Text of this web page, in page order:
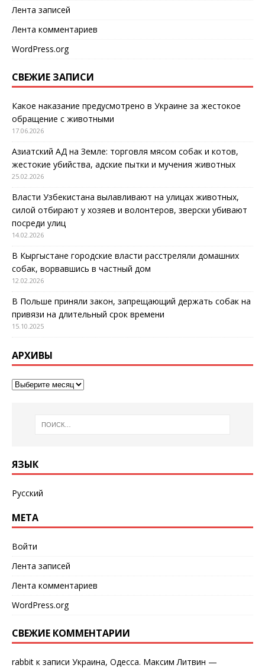
Лента записей
Лента комментариев
WordPress.org
СВЕЖИЕ ЗАПИСИ
Какое наказание предусмотрено в Украине за жестокое
обращение с животными
17.06.2026
Азиатский АД на Земле: торговля мясом собак и котов,
жестокие убийства, адские пытки и мучения животных
25.02.2026
Власти Узбекистана вылавливают на улицах животных,
силой отбирают у хозяев и волонтеров, зверски убивают
посреди улиц
14.02.2026
В Кыргыстане городские власти расстреляли домашних
собак, ворвавшись в частный дом
12.02.2026
В Польше приняли закон, запрещающий держать собак на
привязи на длительный срок времени
15.10.2025
АРХИВЫ
ЯЗЫК
Русский
МЕТА
Войти
Лента записей
Лента комментариев
WordPress.org
СВЕЖИЕ КОММЕНТАРИИ
rabbit к записи Украина, Одесса. Максим Литвин —